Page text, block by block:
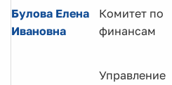
Булова Елена
Ивановна
Комитет по
финансам
Управление